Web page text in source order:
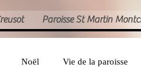
Paroisse St Martin
Noël Vie de la paroisse